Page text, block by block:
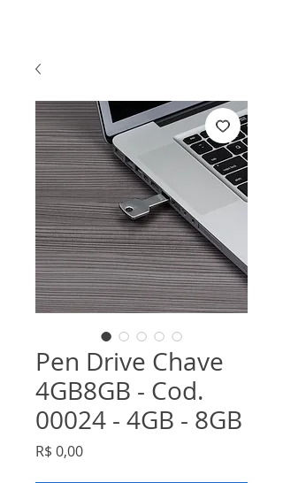
Pen Drive Chave
4GB8GB - Cod.
00024 - 4GB - 8GB
R$ 0,00Preço